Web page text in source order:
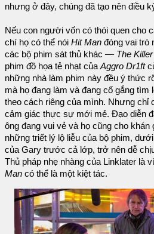
nhưng ở đây, chúng đã tạo nên điều
Nếu con người vốn có thói quen cho
chí họ có thể nói Hit Man đóng vai trò
các bộ phim sát thủ khác — The Killer
phim đồ họa tẻ nhạt của Aggro Dr1ft
những nhà làm phim này đều ý thức
mà họ đang làm và đang cố gắng tìm
theo cách riêng của mình. Nhưng chỉ
cảm giác thực sự mới mẻ. Đạo diễn
ông đang vui vẻ và họ cũng cho
những triết lý lộ liễu của bộ phim,
của Gary trước cả lớp, trở nên dễ
Thủ pháp nhẹ nhàng của Linklater là
Man có thể là một kiệt tác.